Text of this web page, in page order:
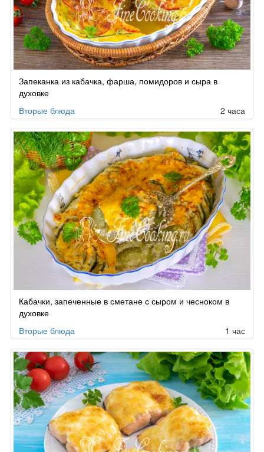
Запеканка из кабачка, фарша, помидоров и сыра в
духовке
Вторые блюда
2 часа
Кабачки, запеченные в сметане с сыром и чесноком в
духовке
Вторые блюда
1 час